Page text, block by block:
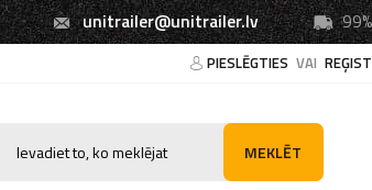
unitrailer@unitrailer.lv 99%
PIESLĒGTIES VAI
MEKLĒT